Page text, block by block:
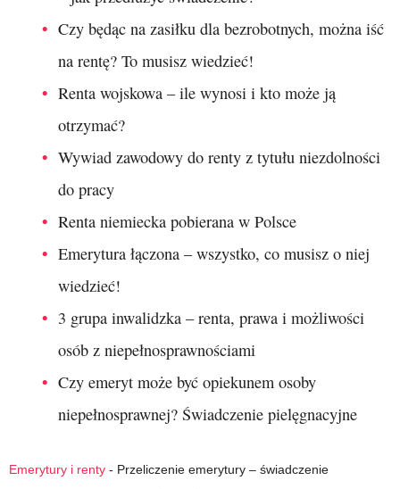
Czy będąc na zasiłku dla bezrobotnych, można iść
na rentę? To musisz wiedzieć!
Renta wojskowa – ile wynosi i kto może ją
otrzymać?
Wywiad zawodowy do renty z tytułu niezdolności
do pracy
Renta niemiecka pobierana w Polsce
Emerytura łączona – wszystko, co musisz o niej
wiedzieć!
3 grupa inwalidzka – renta, prawa i możliwości
osób z niepełnosprawnościami
Czy emeryt może być opiekunem osoby
niepełnosprawnej? Świadczenie pielęgnacyjne
Emerytury i renty - Przeliczenie emerytury – świadczenie